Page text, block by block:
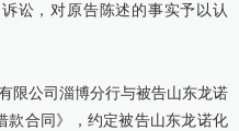
讼，对原告陈述的事实予以认
限公司淄博分行与被告山东龙诺
款合同》，约定被告山东龙诺化